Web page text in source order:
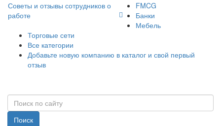
Советы и отзывы сотрудников о
работе
FMCG
Банки
Мебель
Торговые сети
Все категории
Добавьте новую компанию в каталог и свой первый
отзыв
Поиск